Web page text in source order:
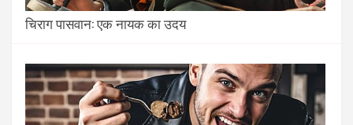
चिराग पासवान: एक नायक का उदय